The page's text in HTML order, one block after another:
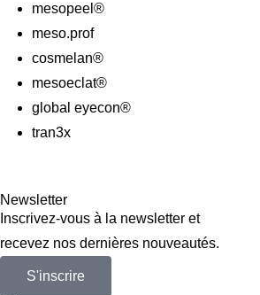
mesopeel®
meso.prof
cosmelan®
mesoeclat®
global eyecon®
tran3x
Newsletter
Inscrivez-vous à la newsletter et
recevez nos dernières nouveautés.
S'inscrire